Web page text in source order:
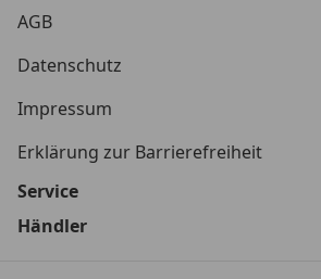
AGB
Datenschutz
Impressum
Erklärung zur Barrierefreiheit
Service
Händler